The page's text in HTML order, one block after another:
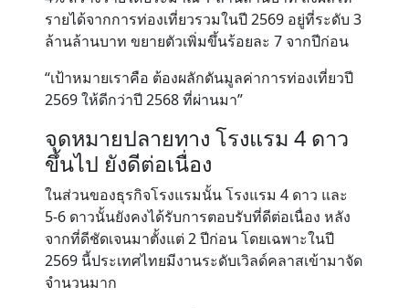
รายได้จากการท่องเที่ยวรวมในปี 2569 อยู่ที่ระดับ 3
ล้านล้านบาท ขยายตัวเพิ่มขึ้นร้อยละ 7 จากปีก่อน
“เป้าหมายเราคือ ต้องผลักดันมูลค่าการท่องเที่ยวปี
2569 ให้ดีกว่าปี 2568 ที่ผ่านมา”
จุดหมายปลายทาง โรงแรม 4 ดาว
ขึ้นไป ยังดีต่อเนื่อง
ในส่วนของธุรกิจโรงแรมนั้น โรงแรม 4 ดาว และ
5-6 ดาวนั้นยังคงได้รับการตอบรับที่ดีต่อเนื่อง หลัง
จากที่ดีชัดเจนมาตั้งแต่ 2 ปีก่อน โดยเฉพาะในปี
2569 นี้ประเทศไทยมีงานระดับเวิลด์คลาสเข้ามาจัด
จำนวนมาก